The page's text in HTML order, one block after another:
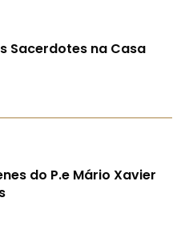
Sacerdotes na Casa
do P.e Mário Xavier